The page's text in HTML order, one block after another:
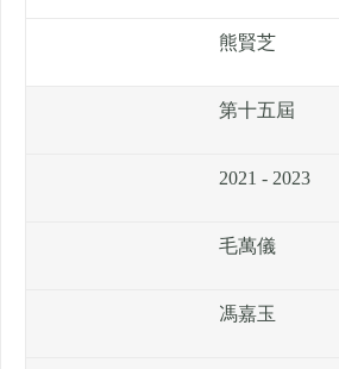
熊賢芝
第十五屆
2021 - 2023
毛萬儀
馮嘉玉